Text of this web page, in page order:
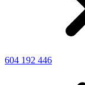
604 192 446